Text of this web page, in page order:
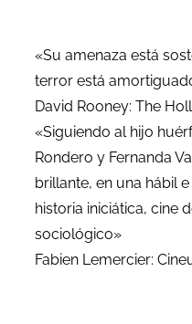
«Su amenaza está
terror está
David Rooney: The
«Siguiendo al hijo
Rondero y Fernanda
brillante, en una hábil
historia iniciática, cine
sociológico»
Fabien Lemercier: